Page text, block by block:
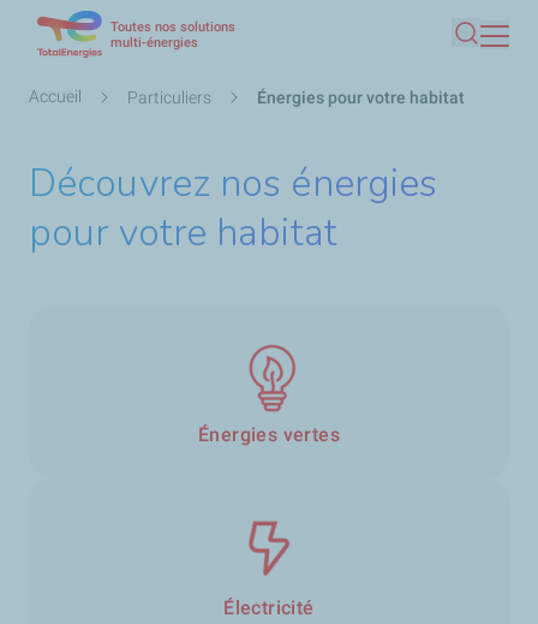
contenu
Toutes nos solutions
multi-énergies
Fil
Accueil Particuliers Énergies pour votre habitat
Découvrez nos énergies
pour votre habitat
Énergies vertes
Électricité